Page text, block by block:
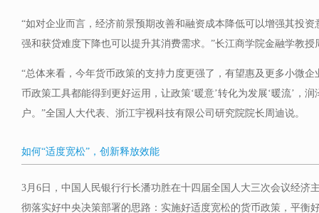
“如对企业而言，经济前景预期改善和融资成本降低可以增强其投
强和获贷难度下降也可以提升其消费需求。”长江商学院金融学教授
“总体来看，今年货币政策的支持力度更强了，有望惠及更多小微
币政策工具都能得到更好运用，让政策‘暖意’转化为发展‘暖流’，
户。”全国人大代表、浙江宇视科技有限公司研究院院长周迪说。
如何“适度宽松”，创新释放效能
3月6日，中国人民银行行长潘功胜在十四届全国人大三次会议经济
彻落实好中央决策部署的思路：实施好适度宽松的货币政策，平衡